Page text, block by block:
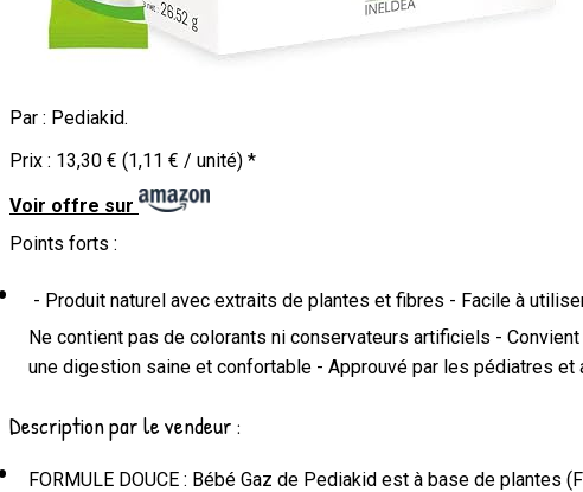
Par : Pediakid.
Prix : 13,30 € (1,11 € / unité) *
Voir offre sur
Points forts :
- Produit naturel avec extraits de plantes et fibres - Facile à
Ne contient pas de colorants ni conservateurs artificiels -
une digestion saine et confortable - Approuvé par les pédiatres et
Description par le vendeur :
FORMULE DOUCE : Bébé Gaz de Pediakid est à base de